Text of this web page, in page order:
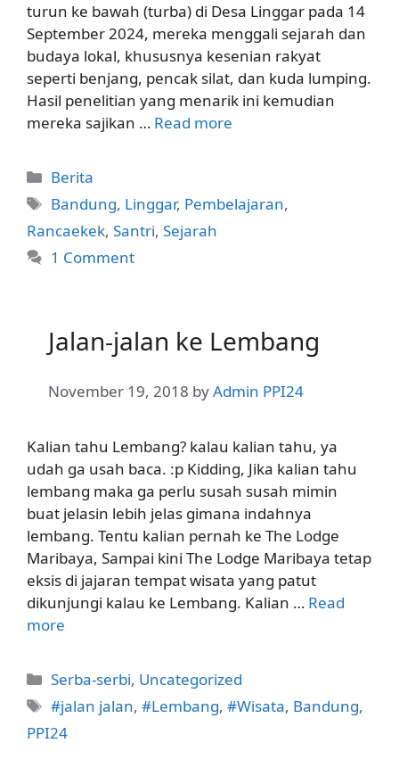
turun ke bawah (turba) di Desa Linggar pada 14
September 2024, mereka menggali sejarah dan
budaya lokal, khususnya kesenian rakyat
seperti benjang, pencak silat, dan kuda lumping.
Hasil penelitian yang menarik ini kemudian
mereka sajikan … Read more
Categories
Berita
Tags
Bandung, Linggar, Pembelajaran,
Rancaekek, Santri, Sejarah
1 Comment
Jalan-jalan ke Lembang
November 19, 2018 byAdmin PPI24
Kalian tahu Lembang? kalau kalian tahu, ya
udah ga usah baca. :p Kidding, Jika kalian tahu
lembang maka ga perlu susah susah mimin
buat jelasin lebih jelas gimana indahnya
lembang. Tentu kalian pernah ke The Lodge
Maribaya, Sampai kini The Lodge Maribaya tetap
eksis di jajaran tempat wisata yang patut
dikunjungi kalau ke Lembang. Kalian … Read
more
Categories
Serba-serbi, Uncategorized
Tags
#jalan jalan,#Lembang,#Wisata, Bandung,
PPI24